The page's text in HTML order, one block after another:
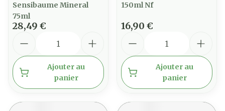
Sensibaume Mineral
75ml
28,49 €
Ajouter au
panier
150ml Nf
16,90 €
Ajouter au
panier